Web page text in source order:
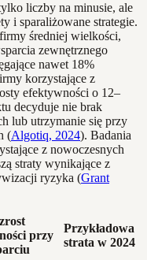
liczby na minusie, ale
i sparaliżowane strategie.
średniej wielkości,
zewnętrznego
nawet 18%
korzystające z
efektywności o 12–
decyduje nie brak
lub utrzymanie się przy
(Algotiq, 2024). Badania
z nowoczesnych
straty wynikające z
ryzyka (Grant
przy
Przykładowa
strata w 2024